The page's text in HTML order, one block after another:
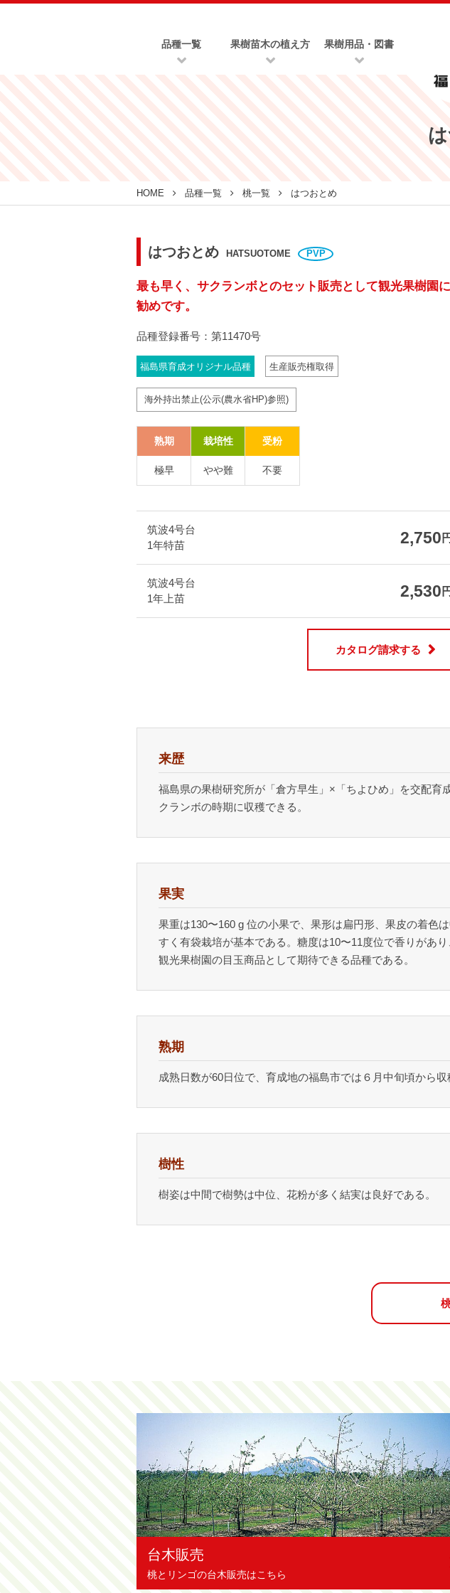
品種一覧 果樹苗木の植え方 果樹用品・図書
HOME 品種一覧 桃一覧 はつおとめ
はつおとめ HATSUOTOME PVP
最も早く、サクランボとのセット販売として観光果樹園
勧めです。
品種登録番号：第11470号
福島県育成オリジナル品種 生産販売権取得
海外持出禁止(公示(農水省HP)参照)
熟期 栽培性 受粉
極早 やや難 不要
筑波4号台
1年特苗
2,750 円
筑波4号台
1年上苗
2,530 円
カタログ請求する
来歴
福島県の果樹研究所が「倉方早生」×「ちよひめ」を交配育
クランボの時期に収穫できる。
果実
果重は130〜160 g 位の小果で、果形は扁円形、果皮の着色
すく有袋栽培が基本である。糖度は10〜11度位で香りがあ
観光果樹園の目玉商品として期待できる品種である。
熟期
成熟日数が60日位で、育成地の福島市では６月中旬頃から収
樹性
樹姿は中間で樹勢は中位、花粉が多く結実は良好である。
台木販売
桃とリンゴの台木販売はこちら